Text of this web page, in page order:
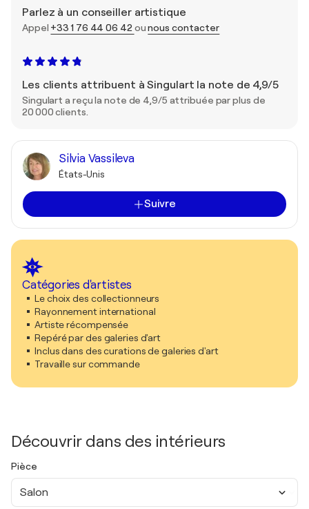
Parlez à un conseiller artistique
Appel +33 1 76 44 06 42 ounous contacter
Les clients attribuent à Singulart la note de 4,9/5
Singulart a reçu la note de 4,9/5 attribuée par plus de
20 000 clients.
Silvia Vassileva
États-Unis
Suivre
Catégories d'artistes
Le choix des collectionneurs
Rayonnement international
Artiste récompensée
Repéré par des galeries d'art
Inclus dans des curations de galeries d'art
Travaille sur commande
Découvrir dans des intérieurs
Pièce
Salon